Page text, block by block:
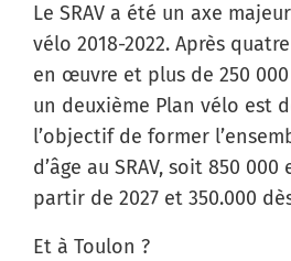
Le SRAV a été un axe
vélo 2018-2022. Après
en œuvre et plus de 250
un deuxième Plan vélo est
l’objectif de former
d’âge au SRAV, soit 850
partir de 2027 et 350.000
Et à Toulon ?